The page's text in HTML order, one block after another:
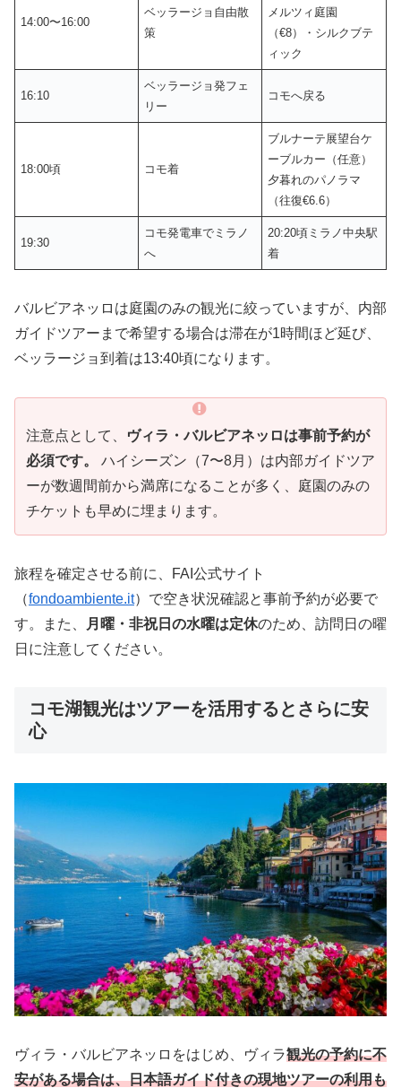
14:00〜16:00
ベッラージョ自由散
策
メルツィ庭園
（€8）・シルクブテ
ィック
16:10
ベッラージョ発フェ
リー
コモへ戻る
18:00頃 コモ着
ブルナーテ展望台ケ
ーブルカー（任意）
夕暮れのパノラマ
（往復€6.6）
19:30
コモ発電車でミラノ
へ
20:20頃ミラノ中央駅
着
バルビアネッロは庭園のみの観光に絞っていますが、内部
ガイドツアーまで希望する場合は滞在が1時間ほど延び、
ベッラージョ到着は13:40頃になります。
注意点として、
ヴィラ・バルビアネッロは事前予約が
必須です。
ハイシーズン（7〜8月）は内部ガイドツア
ーが数週間前から満席になることが多く、庭園のみの
チケットも早めに埋まります。
旅程を確定させる前に、FAI公式サイト
（fondoambiente.it）で空き状況確認と事前予約が必要で
す。また、
月曜・非祝日の水曜は定休のため、訪問日の曜
日に注意してください。
コモ湖観光はツアーを活用するとさらに安
心
ヴィラ・バルビアネッロをはじめ、ヴィラ観光の予約に不
安がある場合は、日本語ガイド付きの現地ツアーの利用も